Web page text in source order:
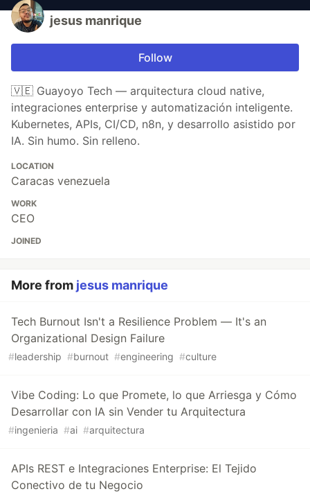
jesus manrique
Follow
🇻🇪 Guayoyo Tech — arquitectura cloud native,
integraciones enterprise y automatización inteligente.
Kubernetes, APIs, CI/CD, n8n, y desarrollo asistido por
IA. Sin humo. Sin relleno.
LOCATION
Caracas venezuela
WORK
CEO
JOINED
More from jesus manrique
Tech Burnout Isn't a Resilience Problem — It's an
Organizational Design Failure
#leadership #burnout #engineering #culture
Vibe Coding: Lo que Promete, lo que Arriesga y Cómo
Desarrollar con IA sin Vender tu Arquitectura
#ingenieria #ai #arquitectura
APIs REST e Integraciones Enterprise: El Tejido
Conectivo de tu Negocio